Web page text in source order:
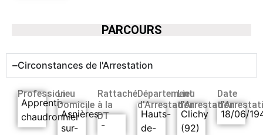
PARCOURS
Circonstances de l'Arrestation
Profession
Apprenti-
chaudronnier
Lieu
Domicile
Asnières-
sur-
Rattaché
à la
DT
-
Département
d’Arrestation
Hauts-
de-
Lieu
d’Arrestation
Clichy
(92)
Date
18/06/